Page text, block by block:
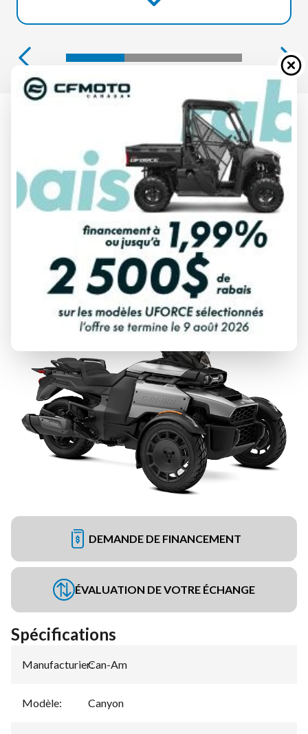
CANYON ARGENT STERLING SATIN
À partir de
32 274 $
CALCULATRICE DE PAIEMENT
DEMANDE DE FINANCEMENT
ÉVALUATION DE VOTRE ÉCHANGE
Spécifications
Manufacturier:
Can-Am
Modèle: Canyon